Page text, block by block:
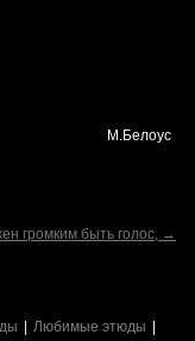
М.Белоус
громким быть голос, →
Любимые этюды